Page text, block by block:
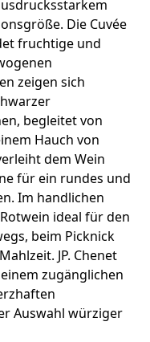
Die Cuvée
fruchtige und
zeigen sich
begleitet von
Hauch von
dem Wein
für ein rundes und
Im handlichen
ideal für den
beim Picknick
JP. Chenet
zugänglichen
Auswahl würziger